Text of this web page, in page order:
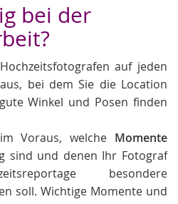
bei der
auf jeden
bei dem Sie die Location
Winkel und Posen finden
Voraus, welche Momente
sind und denen Ihr Fotograf
besondere
soll. Wichtige Momente und